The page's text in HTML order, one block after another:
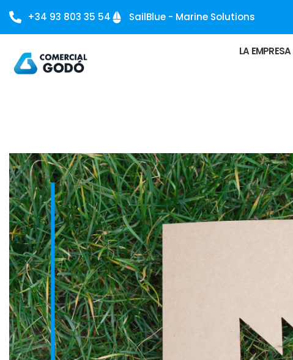
+34 93 803 35 54 SailBlue - Marine Solutions
LA EMPRESA